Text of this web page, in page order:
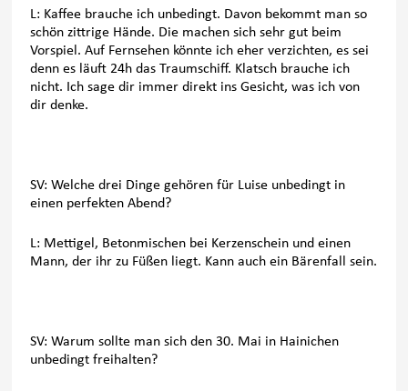
L: Kaffee brauche ich unbedingt. Davon bekommt man so
schön zittrige Hände. Die machen sich sehr gut beim
Vorspiel. Auf Fernsehen könnte ich eher verzichten, es sei
denn es läuft 24h das Traumschiff. Klatsch brauche ich
nicht. Ich sage dir immer direkt ins Gesicht, was ich von
dir denke.
SV: Welche drei Dinge gehören für Luise unbedingt in
einen perfekten Abend?
L: Mettigel, Betonmischen bei Kerzenschein und einen
Mann, der ihr zu Füßen liegt. Kann auch ein Bärenfall sein.
SV: Warum sollte man sich den 30. Mai in Hainichen
unbedingt freihalten?